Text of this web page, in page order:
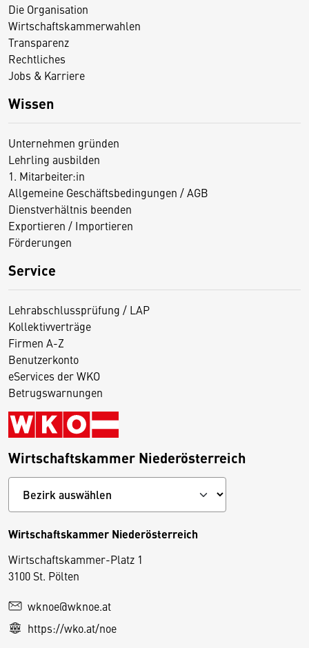
Die Organisation
Wirtschaftskammerwahlen
Transparenz
Rechtliches
Jobs & Karriere
Wissen
Unternehmen gründen
Lehrling ausbilden
1. Mitarbeiter:in
Allgemeine Geschäftsbedingungen / AGB
Dienstverhältnis beenden
Exportieren / Importieren
Förderungen
Service
Lehrabschlussprüfung / LAP
Kollektivverträge
Firmen A-Z
Benutzerkonto
eServices der WKO
Betrugswarnungen
Wirtschaftskammer Niederösterreich
Wirtschaftskammer Niederösterreich
Wirtschaftskammer-Platz 1
3100 St. Pölten
wknoe@wknoe.at
https://wko.at/noe
D
e
s